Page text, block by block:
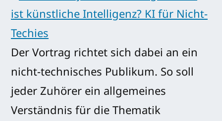
Der Vortrag richtet sich dabei an ein
nicht-technisches Publikum. So soll
jeder Zuhörer ein allgemeines
Verständnis für die Thematik